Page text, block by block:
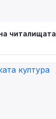
читалищата